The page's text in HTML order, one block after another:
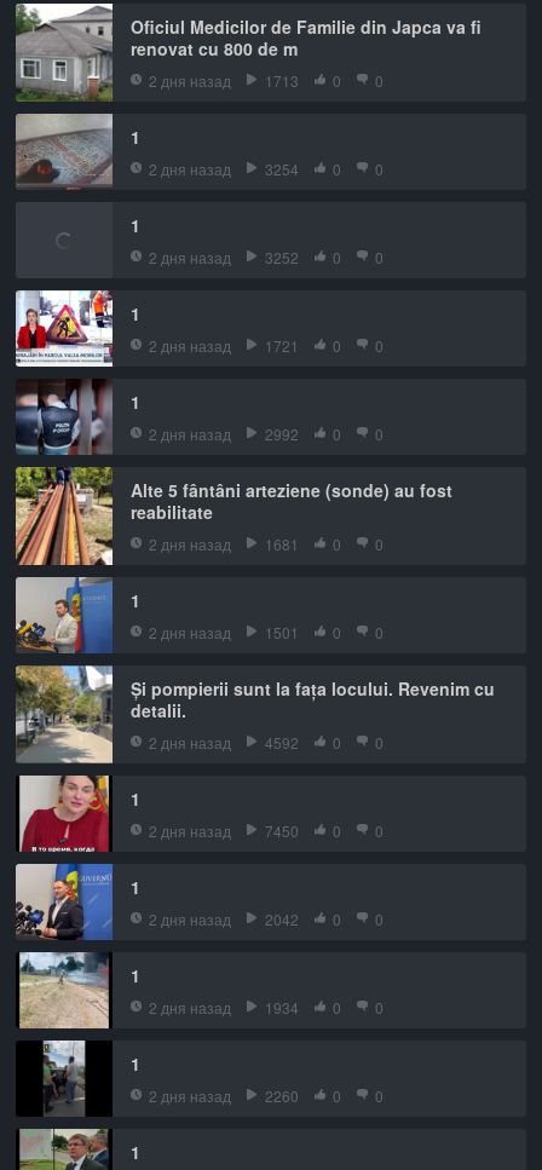
Oficiul Medicilor de Familie din Japca va fi
renovat cu 800 de m
2 дня назад 1713 0 0
1
2 дня назад 3254 0 0
1
2 дня назад 3252 0 0
1
2 дня назад 1721 0 0
1
2 дня назад 2992 0 0
Alte 5 fântâni arteziene (sonde) au fost
reabilitate
2 дня назад 1681 0 0
1
2 дня назад 1501 0 0
Și pompierii sunt la fața locului. Revenim cu
detalii.
2 дня назад 4592 0 0
1
2 дня назад 7450 0 0
1
2 дня назад 2042 0 0
1
2 дня назад 1934 0 0
1
2 дня назад 2260 0 0
1